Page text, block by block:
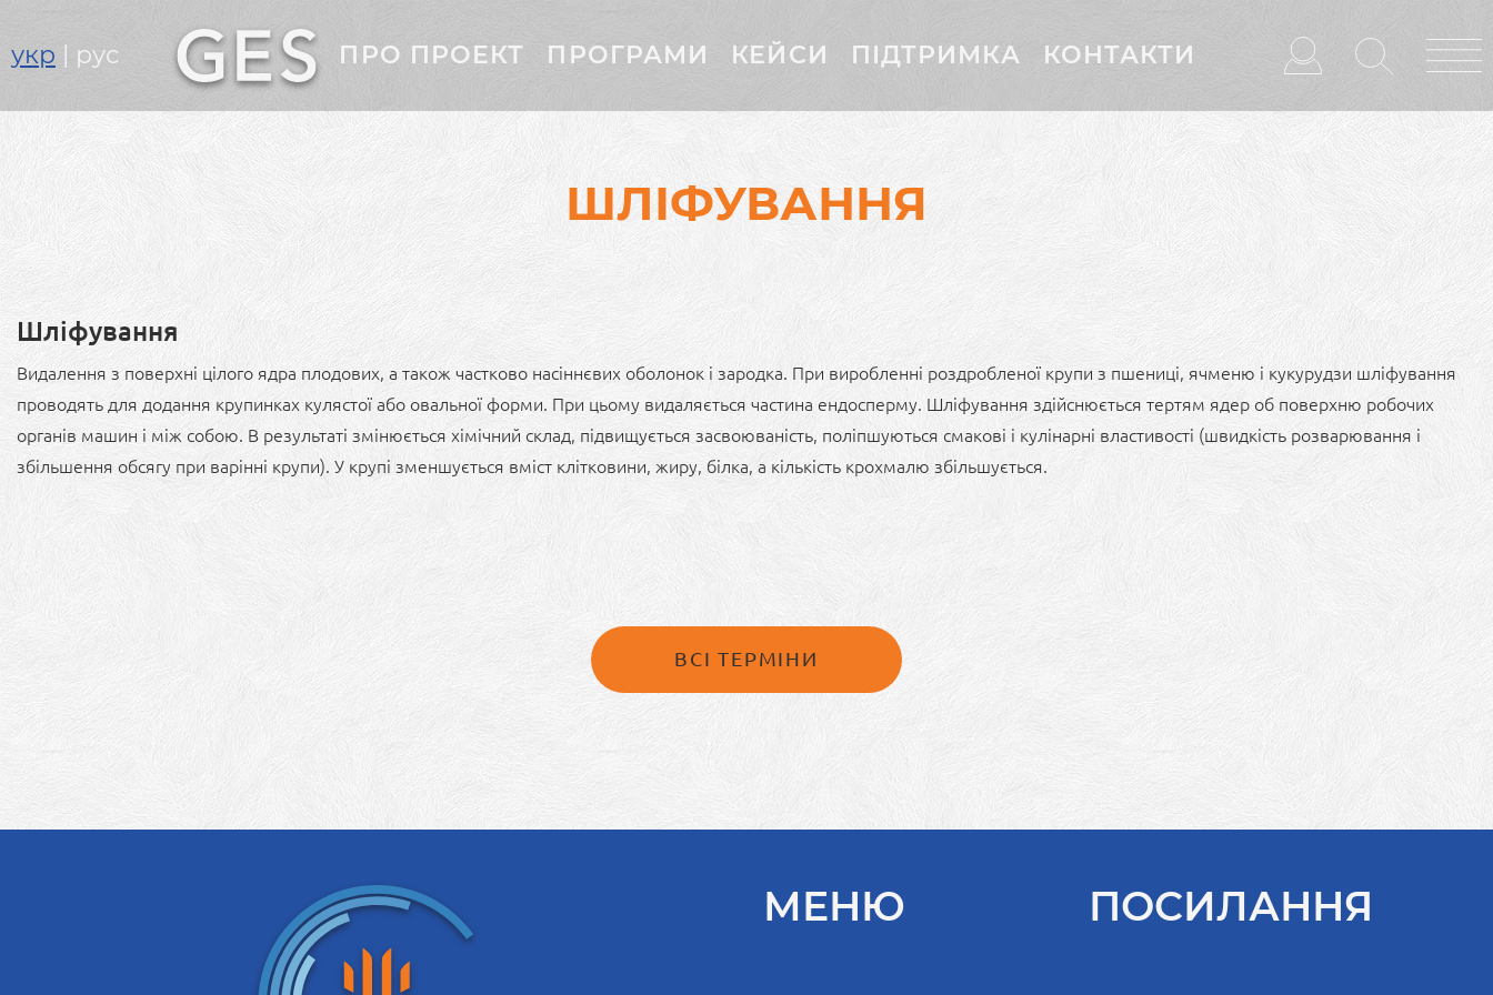
укр рус
Головне
ПРО ПРОЕКТ ПРОГРАМИ КЕЙСИ ПІДТРИМКА КОНТАКТИ
ШЛІФУВАННЯ
Шліфування
Видалення з поверхні цілого ядра плодових, а також частково насіннєвих оболонок і зародка. При виробленні роздробленої крупи з пшениці, ячменю і кукурудзи шліфування
проводять для додання крупинках кулястої або овальної форми. При цьому видаляється частина ендосперму. Шліфування здійснюється тертям ядер об поверхню робочих
органів машин і між собою. В результаті змінюється хімічний склад, підвищується засвоюваність, поліпшуються смакові і кулінарні властивості (швидкість розварювання і
збільшення обсягу при варінні крупи). У крупі зменшується вміст клітковини, жиру, білка, а кількість крохмалю збільшується.
ВСІ ТЕРМІНИ
МЕНЮ ПОСИЛАННЯ